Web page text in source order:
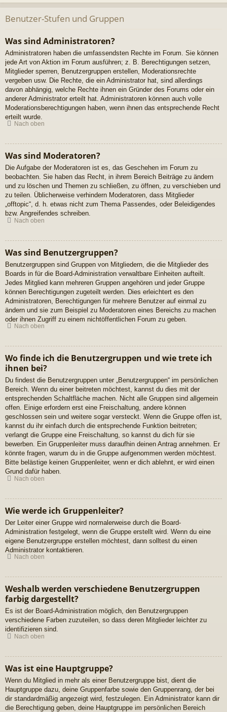
Benutzer-Stufen und Gruppen
Was sind Administratoren?
Administratoren haben die umfassendsten Rechte im Forum. Sie können
jede Art von Aktion im Forum ausführen; z. B. Berechtigungen setzen,
Mitglieder sperren, Benutzergruppen erstellen, Moderationsrechte
vergeben usw. Die Rechte, die ein Administrator hat, sind allerdings
davon abhängig, welche Rechte ihnen ein Gründer des Forums oder ein
anderer Administrator erteilt hat. Administratoren können auch volle
Moderationsberechtigungen haben, wenn ihnen das entsprechende Recht
erteilt wurde.
Nach oben
Was sind Moderatoren?
Die Aufgabe der Moderatoren ist es, das Geschehen im Forum zu
beobachten. Sie haben das Recht, in ihrem Bereich Beiträge zu ändern
und zu löschen und Themen zu schließen, zu öffnen, zu verschieben und
zu teilen. Üblicherweise verhindern Moderatoren, dass Mitglieder
„offtopic“, d. h. etwas nicht zum Thema Passendes, oder Beleidigendes
bzw. Angreifendes schreiben.
Nach oben
Was sind Benutzergruppen?
Benutzergruppen sind Gruppen von Mitgliedern, die die Mitglieder des
Boards in für die Board-Administration verwaltbare Einheiten aufteilt.
Jedes Mitglied kann mehreren Gruppen angehören und jeder Gruppe
können Berechtigungen zugeteilt werden. Dies erleichtert es den
Administratoren, Berechtigungen für mehrere Benutzer auf einmal zu
ändern und sie zum Beispiel zu Moderatoren eines Bereichs zu machen
oder ihnen Zugriff zu einem nichtöffentlichen Forum zu geben.
Nach oben
Wo finde ich die Benutzergruppen und wie trete ich
ihnen bei?
Du findest die Benutzergruppen unter „Benutzergruppen“ im persönlichen
Bereich. Wenn du einer beitreten möchtest, kannst du dies mit der
entsprechenden Schaltfläche machen. Nicht alle Gruppen sind allgemein
offen. Einige erfordern erst eine Freischaltung, andere können
geschlossen sein und weitere sogar versteckt. Wenn die Gruppe offen ist,
kannst du ihr einfach durch die entsprechende Funktion beitreten;
verlangt die Gruppe eine Freischaltung, so kannst du dich für sie
bewerben. Ein Gruppenleiter muss daraufhin deinen Antrag annehmen. Er
könnte fragen, warum du in die Gruppe aufgenommen werden möchtest.
Bitte belästige keinen Gruppenleiter, wenn er dich ablehnt, er wird einen
Grund dafür haben.
Nach oben
Wie werde ich Gruppenleiter?
Der Leiter einer Gruppe wird normalerweise durch die Board-
Administration festgelegt, wenn die Gruppe erstellt wird. Wenn du eine
eigene Benutzergruppe erstellen möchtest, dann solltest du einen
Administrator kontaktieren.
Nach oben
Weshalb werden verschiedene Benutzergruppen
farbig dargestellt?
Es ist der Board-Administration möglich, den Benutzergruppen
verschiedene Farben zuzuteilen, so dass deren Mitglieder leichter zu
identifizieren sind.
Nach oben
Was ist eine Hauptgruppe?
Wenn du Mitglied in mehr als einer Benutzergruppe bist, dient die
Hauptgruppe dazu, deine Gruppenfarbe sowie den Gruppenrang, der bei
dir standardmäßig angezeigt wird, festzulegen. Ein Administrator kann dir
die Berechtigung geben, deine Hauptgruppe im persönlichen Bereich